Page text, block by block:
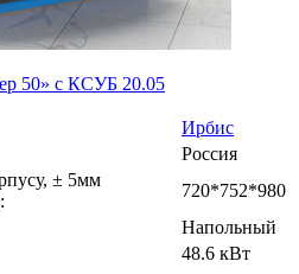
50» с КСУБ 20.05
Ирбис
Россия
± 5мм
720*752*980
Напольный
48.6 кВт